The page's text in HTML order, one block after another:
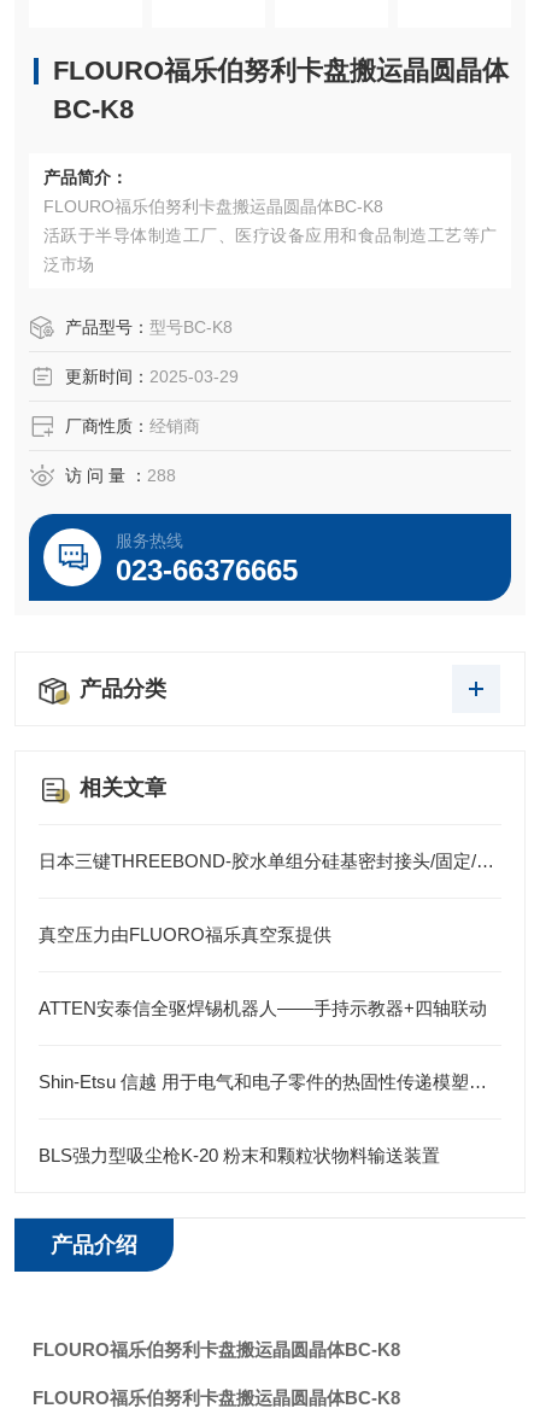
FLOURO福乐伯努利卡盘搬运晶圆晶体
BC-K8
产品简介：
FLOURO福乐伯努利卡盘搬运晶圆晶体BC-K8
活跃于半导体制造工厂、医疗设备应用和食品制造工艺等广
泛市场
产品型号： 型号BC-K8
更新时间： 2025-03-29
厂商性质： 经销商
访 问 量 ： 288
服务热线
023-66376665
产品分类
相关文章
日本三键THREEBOND-胶水单组分硅基密封接头/固定/密封
真空压力由FLUORO福乐真空泵提供
ATTEN安泰信全驱焊锡机器人——手持示教器+四轴联动
Shin-Etsu 信越 用于电气和电子零件的热固性传递模塑系统的有机硅模塑料
BLS强力型吸尘枪K-20 粉末和颗粒状物料输送装置
产品介绍
FLOURO福乐伯努利卡盘搬运晶圆晶体BC-K8
FLOURO福乐伯努利卡盘搬运晶圆晶体BC-K8